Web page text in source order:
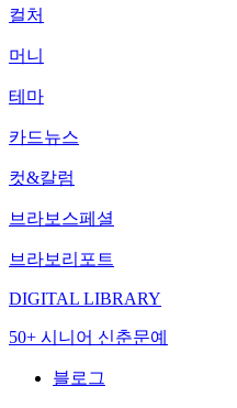
컬처
머니
테마
카드뉴스
컷&칼럼
브라보스페셜
브라보리포트
DIGITAL LIBRARY
50+ 시니어 신춘문예
블로그